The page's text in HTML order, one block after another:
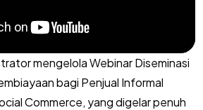
mengelola Webinar Diseminasi
bagi Penjual Informal
Commerce, yang digelar penuh